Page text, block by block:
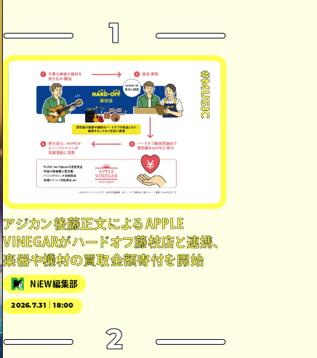
1
#MUSIC
アジカン後藤正文によるAPPLE
VINEGARがハードオフ藤枝店と連携、
楽器や機材の買取金額寄付を開始
NiEW編集部
2026.7.31｜18:00
2